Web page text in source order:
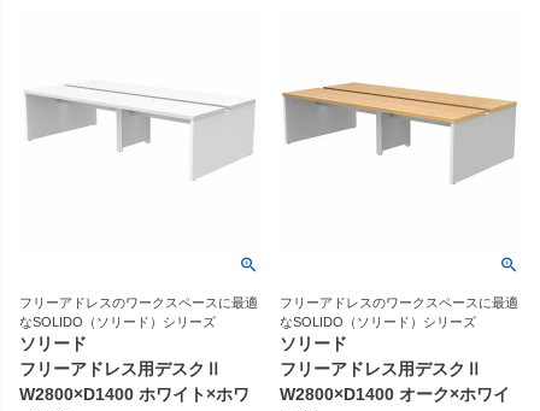
フリーアドレスのワークスペースに最適
なSOLIDO（ソリード）シリーズ
ソリード
フリーアドレス用デスクⅡ
W2800×D1400 ホワイト×ホワ
フリーアドレスのワークスペースに最適
なSOLIDO（ソリード）シリーズ
ソリード
フリーアドレス用デスクⅡ
W2800×D1400 オーク×ホワイ